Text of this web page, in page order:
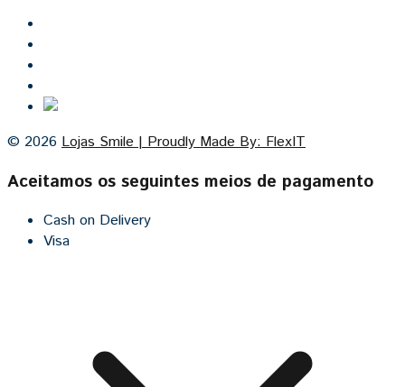
© 2026 Lojas Smile | Proudly Made By: FlexIT
Aceitamos os seguintes meios de pagamento
Cash on Delivery
Visa